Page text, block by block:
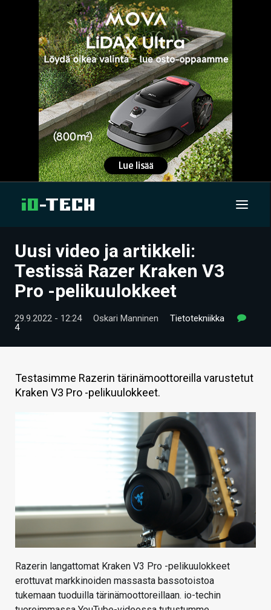
UUTISET
ARTIKKELIT
VIDEOT
HINTA.FI
Uusi video ja artikkeli:
Testissä Razer Kraken V3
Pro -pelikuulokkeet
29.9.2022 - 12:24 Oskari Manninen
Tietotekniikka
4
Testasimme Razerin tärinämoottoreilla varustetut
Kraken V3 Pro -pelikuulokkeet.
Razerin langattomat Kraken V3 Pro -pelikuulokkeet
erottuvat markkinoiden massasta bassotoistoa
tukemaan tuoduilla tärinämoottoreillaan. io-techin